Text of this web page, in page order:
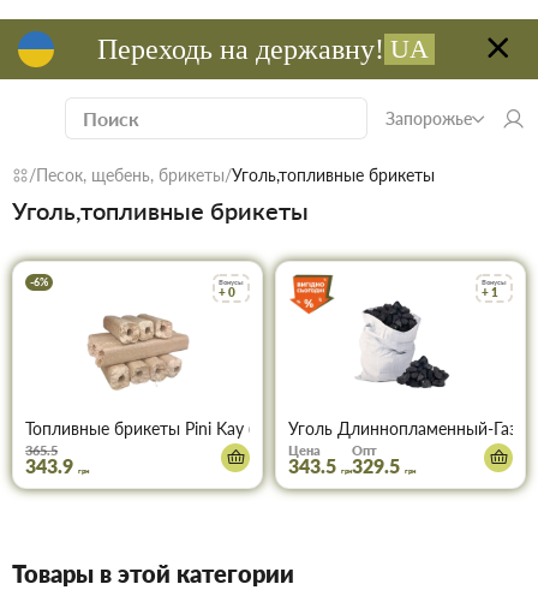
Переходь на державну! UA
Запорожье
Песок, щебень, брикеты Уголь,топливные брикеты
Уголь,топливные брикеты
-6% Бонусы
+ 0
Топливные брикеты Pini Kay (Пиникей) 36 кг
365.5
343.9 грн
Бонусы
+ 1
Уголь Длиннопламенный-
Цена
343.5 грн
Опт
329.5 грн
Товары в этой категории